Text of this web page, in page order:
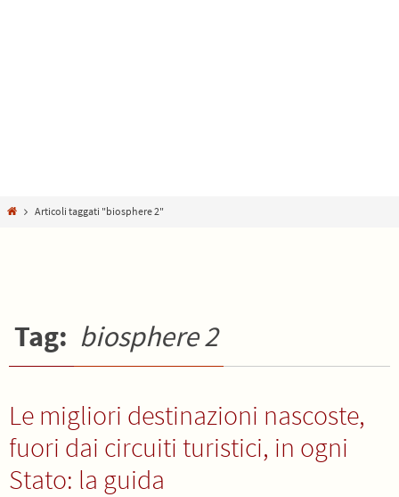
HomeArticoli taggati "biosphere 2"
Tag: biosphere 2
Le migliori destinazioni nascoste,
fuori dai circuiti turistici, in ogni
Stato: la guida